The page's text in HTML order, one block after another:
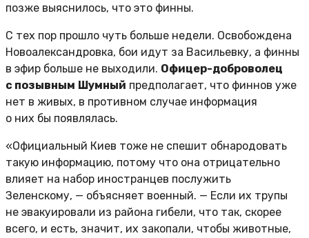
позже выяснилось, что это финны.
С тех пор прошло чуть больше недели. Освобождена
Новоалександровка, бои идут за Васильевку, а финны
в эфир больше не выходили. Офицер-доброволец
с позывным Шумный предполагает, что финнов уже
нет в живых, в противном случае информация
о них бы появлялась.
«Официальный Киев тоже не спешит обнародовать
такую информацию, потому что она отрицательно
влияет на набор иностранцев послужить
Зеленскому, — объясняет военный. — Если их трупы
не эвакуировали из района гибели, что так, скорее
всего, и есть, значит, их закопали, чтобы животные,